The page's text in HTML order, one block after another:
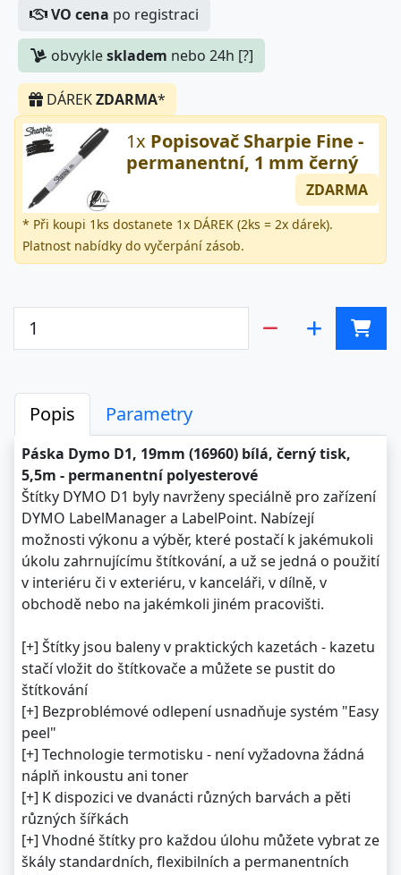
VO cena po registraci
obvykleskladem nebo 24h [?]
DÁREKZDARMA*
1x Popisovač Sharpie Fine -
permanentní, 1 mm černý
ZDARMA
* Při koupi 1ks dostanete 1x DÁREK (2ks = 2x dárek).
Platnost nabídky do vyčerpání zásob.
Popis Parametry
Páska Dymo D1, 19mm (16960) bílá, černý tisk,
5,5m - permanentní polyesterové
Štítky DYMO D1 byly navrženy speciálně pro zařízení
DYMO LabelManager a LabelPoint. Nabízejí
možnosti výkonu a výběr, které postačí k jakémukoli
úkolu zahrnujícímu štítkování, a už se jedná o použití
v interiéru či v exteriéru, v kanceláři, v dílně, v
obchodě nebo na jakémkoli jiném pracovišti.
[+] Štítky jsou baleny v praktických kazetách - kazetu
stačí vložit do štítkovače a můžete se pustit do
štítkování
[+] Bezproblémové odlepení usnadňuje systém "Easy
peel"
[+] Technologie termotisku - není vyžadovna žádná
náplň inkoustu ani toner
[+] K dispozici ve dvanácti různých barvách a pěti
různých šířkách
[+] Vhodné štítky pro každou úlohu můžete vybrat ze
škály standardních, flexibilních a permanentních